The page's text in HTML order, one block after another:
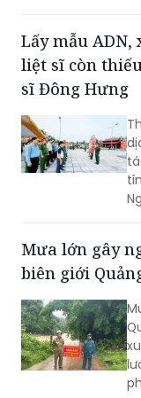
Lấy mẫu
liệt sĩ còn
sĩ Đông Hưng
Mưa lớn gây
biên giới